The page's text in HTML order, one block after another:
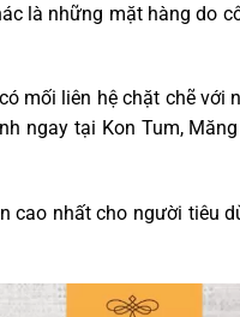
là những mặt hàng do
mối liên hệ chặt chẽ với
ngay tại Kon Tum,
cao nhất cho người tiêu